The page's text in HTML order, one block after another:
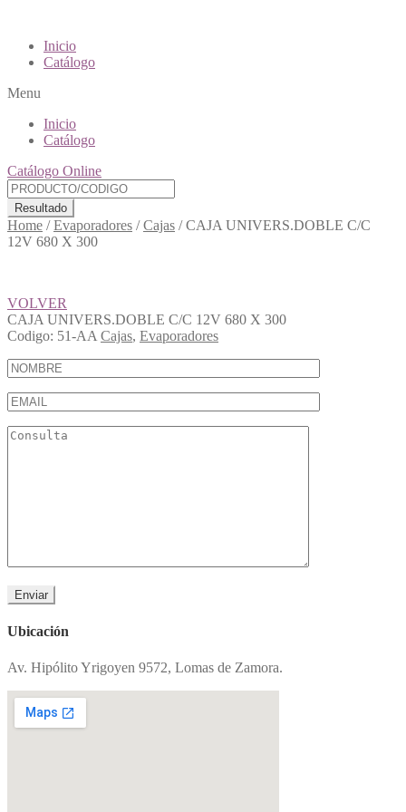
Inicio
Catálogo
Menu
Inicio
Catálogo
Catálogo Online
Resultado
Home /Evaporadores /Cajas /CAJA UNIVERS.DOBLE C/C
12V 680 X 300
VOLVER
CAJA UNIVERS.DOBLE C/C 12V 680 X 300
Codigo: 51-AA Cajas, Evaporadores
Ubicación
Av. Hipólito Yrigoyen 9572, Lomas de Zamora.